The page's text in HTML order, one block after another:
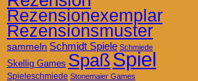
Rezensionexemplar
Rezensionsmuster
sammeln Schmidt Spiele Schmiede
Skellig Games SpaßSpiel
Spieleschmiede Stonemaier Games